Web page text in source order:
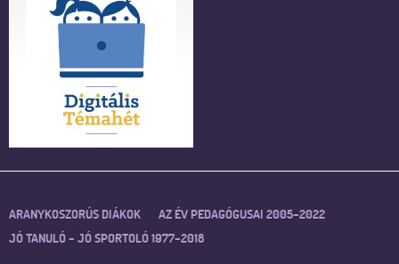
ARANYKOSZORÚS DIÁKOK
AZ ÉV PEDAGÓGUSAI 2005–2022
JÓ TANULÓ – JÓ SPORTOLÓ 1977–2018